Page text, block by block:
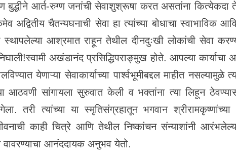
बुद्धीने आर्त-रुग्ण जनांची सेवाशुश्रूषा करत असतांना कित्येकदा
अद्वितीय चैतन्यघनाची सेवा हा त्यांच्या बोधाचा स्वाभाविक
स्थापलेल्या आश्रमात राहून तेथील दीनदुःखी लोकांची सेवा
अखंडानंद प्रसिद्धिपराङ्मुख होते. आपल्या
येणाऱ्या सेवाकार्याच्या पार्श्वभूमीबद्दल माहीत
सांगायला सुरुवात केली व भक्तांना त्या लिहून ठेवण्यास
तरी त्यांच्या या स्मृतिसंग्रहातून भगवान
काही चित्रे आणि तेथील निष्कांचन संन्याशांनी
वावरण्याचा आनंददायक अनुभव येतो.